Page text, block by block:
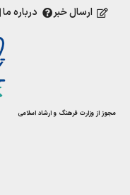
ارسال خبر درباره ما
مجوز از وزارت فرهنگ و ارشاد اسلامی